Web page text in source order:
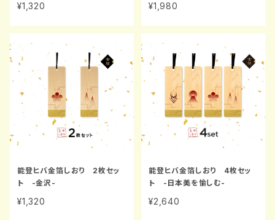
¥1,320 ¥1,980
能登ヒバ金箔しおり 2枚セッ
ト -金沢-
¥1,320
能登ヒバ金箔しおり 4枚セッ
ト -日本美を愉しむ-
¥2,640